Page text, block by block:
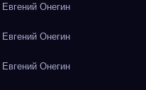
Онегин
Онегин
Онегин